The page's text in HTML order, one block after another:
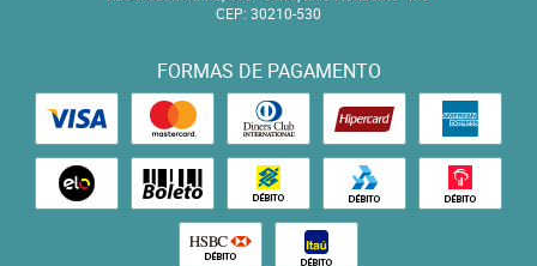
CEP: 30210-530
FORMAS DE PAGAMENTO